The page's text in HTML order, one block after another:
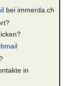
bei immerda.ch
in